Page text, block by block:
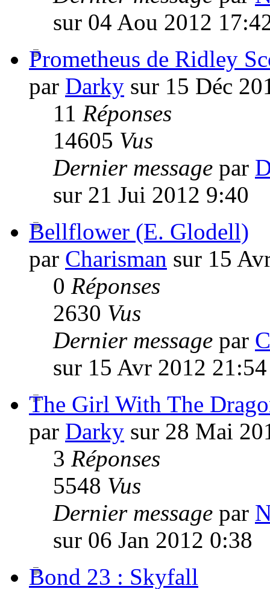
sur 04 Aou 2012
Prometheus de Ridley
par Darky sur 15 Déc
11 Réponses
14605 Vus
Dernier message par
sur 21 Jui 2012 9:40
Bellflower (E. Glodell)
par Charisman sur 15
0 Réponses
2630 Vus
Dernier message par
sur 15 Avr 2012 21:54
The Girl With The
par Darky sur 28 Mai
3 Réponses
5548 Vus
Dernier message par
sur 06 Jan 2012 0:38
Bond 23 : Skyfall